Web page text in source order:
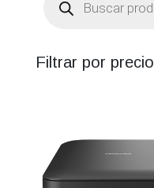
productos
Filtrar por precio